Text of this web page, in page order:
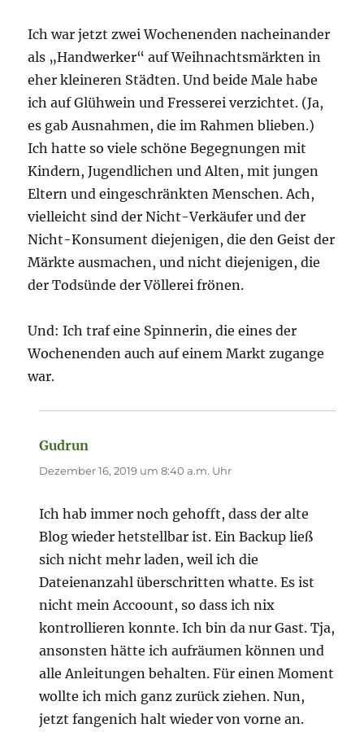
Ich war jetzt zwei Wochenenden nacheinander
als „Handwerker“ auf Weihnachtsmärkten in
eher kleineren Städten. Und beide Male habe
ich auf Glühwein und Fresserei verzichtet. (Ja,
es gab Ausnahmen, die im Rahmen blieben.)
Ich hatte so viele schöne Begegnungen mit
Kindern, Jugendlichen und Alten, mit jungen
Eltern und eingeschränkten Menschen. Ach,
vielleicht sind der Nicht-Verkäufer und der
Nicht-Konsument diejenigen, die den Geist der
Märkte ausmachen, und nicht diejenigen, die
der Todsünde der Völlerei frönen.
Und: Ich traf eine Spinnerin, die eines der
Wochenenden auch auf einem Markt zugange
war.
Gudrun
Dezember 16, 2019 um 8:40 a.m. Uhr
Ich hab immer noch gehofft, dass der alte
Blog wieder hetstellbar ist. Ein Backup ließ
sich nicht mehr laden, weil ich die
Dateienanzahl überschritten whatte. Es ist
nicht mein Accoount, so dass ich nix
kontrollieren konnte. Ich bin da nur Gast. Tja,
ansonsten hätte ich aufräumen können und
alle Anleitungen behalten. Für einen Moment
wollte ich mich ganz zurück ziehen. Nun,
jetzt fangenich halt wieder von vorne an.